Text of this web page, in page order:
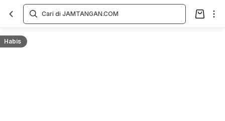
Habis
Overview